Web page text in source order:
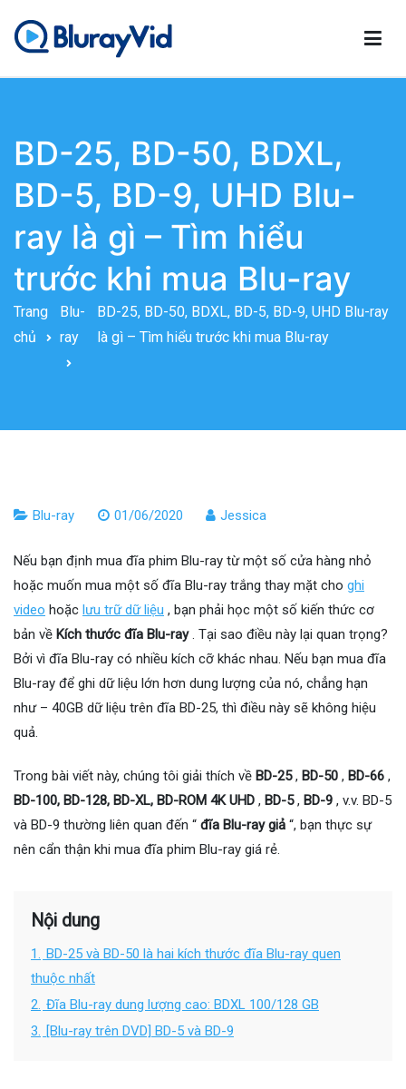
qua
BlurayVideo
BD-25, BD-50, BDXL,
BD-5, BD-9, UHD Blu-
ray là gì – Tìm hiểu
trước khi mua Blu-ray
Trang
chủ
Blu-
ray
BD-25, BD-50, BDXL, BD-5, BD-9, UHD Blu-ray
là gì – Tìm hiểu trước khi mua Blu-ray
Blu-ray 01/06/2020 Jessica
Nếu bạn định mua đĩa phim Blu-ray từ một số cửa hàng nhỏ
hoặc muốn mua một số đĩa Blu-ray trắng thay mặt cho ghi
video hoặc lưu trữ dữ liệu , bạn phải học một số kiến ​​thức cơ
bản về Kích thước đĩa Blu-ray. Tại sao điều này lại quan trọng?
Bởi vì đĩa Blu-ray có nhiều kích cỡ khác nhau. Nếu bạn mua đĩa
Blu-ray để ghi dữ liệu lớn hơn dung lượng của nó, chẳng hạn
như – 40GB dữ liệu trên đĩa BD-25, thì điều này sẽ không hiệu
quả.
Trong bài viết này, chúng tôi giải thích về BD-25, BD-50 , BD-66 ,
BD-100, BD-128, BD-XL, BD-ROM 4K UHD , BD-5, BD-9 , v.v. BD-5
và BD-9 thường liên quan đến “ đĩa Blu-ray giả “, bạn thực sự
nên cẩn thận khi mua đĩa phim Blu-ray giá rẻ.
Nội dung
1.
BD-25 và BD-50 là hai kích thước đĩa Blu-ray quen
thuộc nhất
2. Đĩa Blu-ray dung lượng cao: BDXL 100/128 GB
3.
[Blu-ray trên DVD] BD-5 và BD-9